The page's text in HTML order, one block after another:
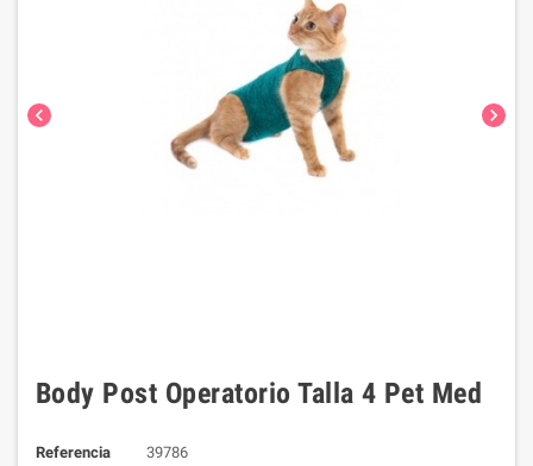
chevron_left chevron_right
Body Post Operatorio Talla 4 Pet Med
Referencia
39786